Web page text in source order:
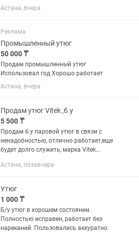
Мощность - 1800 Вт 3. Объем бака для
ВОДЫ - 1.8 л 4. Регулятор мощности -
непрерывной работы -...
Астана, вчера
Реклама
Промышленный утюг
50 000 ₸
Продам промышленный утюг
Использовал год Хорошо работает
Астана, вчера
Продам утюг Vitek ,б.у
5 500 ₸
Продам б.у паровой утюг в связи с
ненадобностью, отлично работает,еще
будет долго служить, марка Vitek
Астана, позавчера
Утюг
1 000 ₸
Б/у утюг в хорошем состоянии.
Полностью исправен, работает без
нареканий. Пользовались аккуратно.